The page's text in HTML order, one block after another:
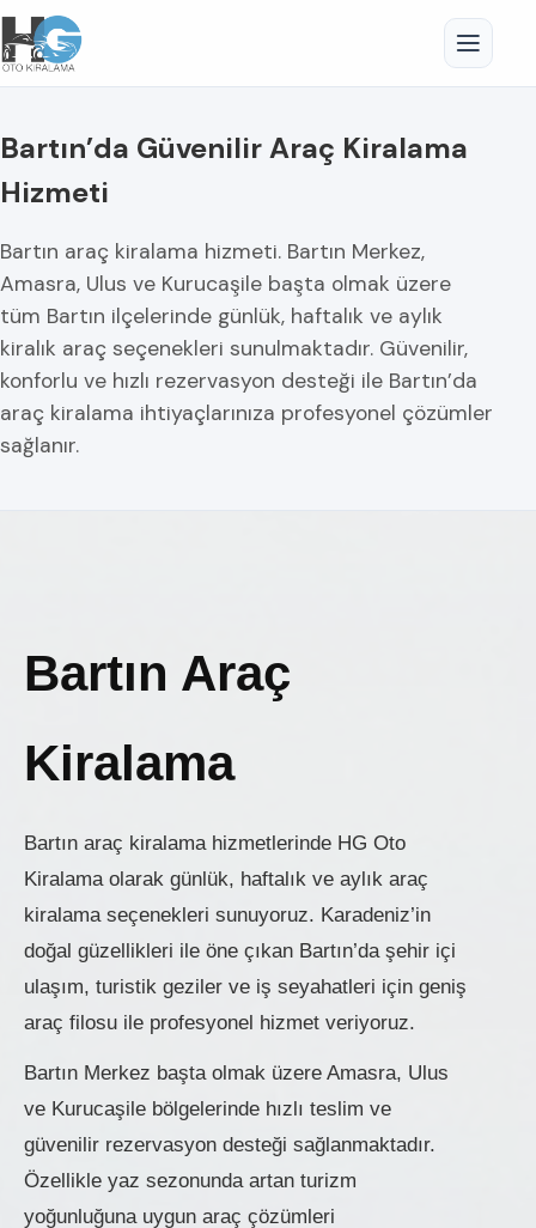
Bartın’da Güvenilir Araç Kiralama
Hizmeti
Bartın araç kiralama hizmeti. Bartın Merkez,
Amasra, Ulus ve Kurucaşile başta olmak üzere
tüm Bartın ilçelerinde günlük, haftalık ve aylık
kiralık araç seçenekleri sunulmaktadır. Güvenilir,
konforlu ve hızlı rezervasyon desteği ile Bartın’da
araç kiralama ihtiyaçlarınıza profesyonel çözümler
sağlanır.
Bartın Araç
Kiralama
Bartın araç kiralama hizmetlerinde HG Oto
Kiralama olarak günlük, haftalık ve aylık araç
kiralama seçenekleri sunuyoruz. Karadeniz’in
doğal güzellikleri ile öne çıkan Bartın’da şehir içi
ulaşım, turistik geziler ve iş seyahatleri için geniş
araç filosu ile profesyonel hizmet veriyoruz.
Bartın Merkez başta olmak üzere Amasra, Ulus
ve Kurucaşile bölgelerinde hızlı teslim ve
güvenilir rezervasyon desteği sağlanmaktadır.
Özellikle yaz sezonunda artan turizm
yoğunluğuna uygun araç çözümleri